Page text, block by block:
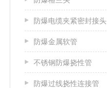
防爆电缆夹紧密封接头
防爆金属软管
不锈钢防爆挠性管
防爆过线挠性连接管